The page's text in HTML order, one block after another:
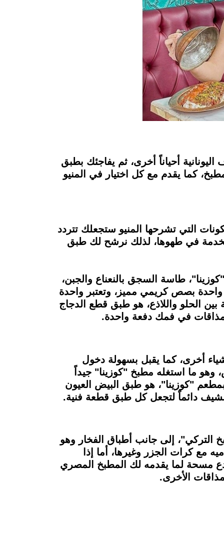
اليونانية أحياناً أخرى، ثم يفاجئك بطبق
كما يقدم مع كل اختيار في المنيو
التي تشرحها المنيو ستجعلك تتردد
في طهوها، لذلك نرشح لك طبق
طاسة السجق بالنعناع والجبن،
بصص كريمي مميز، وتعتبر واحدة
الحلو واللاذع، هو طبق قطع الدجاج
في فمك دفعة واحدة.
أخرى، كما يقبل بسهولة دخول
وهو ما استغله مطبخ "كوزينا" جيداً
"كوزينا"، هو طبق البيض العيون
دائماً لتجعل كل طبق قطعة فنية.
التركي"، إلى جانب أطباق الفخار وهو
مع كرات الجزر وغيرها، أما إذا
دع مسحة لما يقدمه لك المطبخ المصري
الأخرى.